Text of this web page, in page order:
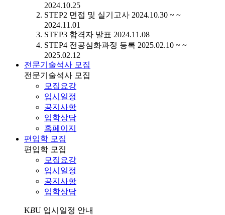
2024.10.25
STEP2 면접 및 실기고사 2024.10.30 ~ ~
2024.11.01
STEP3 합격자 발표 2024.11.08
STEP4 전공심화과정 등록 2025.02.10 ~ ~
2025.02.12
전문기술석사 모집
전문기술석사 모집
모집요강
입시일정
공지사항
입학상담
홈페이지
편입학 모집
편입학 모집
모집요강
입시일정
공지사항
입학상담
KBU 입시일정 안내